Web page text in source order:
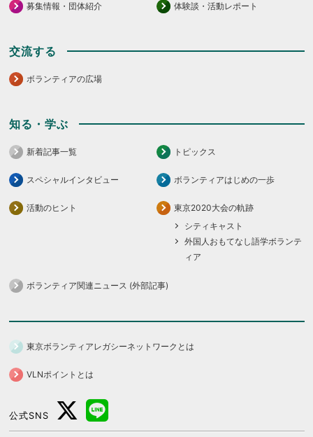
募集情報・団体紹介 体験談・活動レポート
交流する
ボランティアの広場
知る・学ぶ
新着記事一覧 トピックス
スペシャルインタビュー ボランティアはじめの一歩
活動のヒント
東京2020大会の軌跡
シティキャスト
外国人おもてなし語学ボランテ
ィア
ボランティア関連ニュース (外部記事)
東京ボランティアレガシーネットワークとは
VLNポイントとは
公式SNS